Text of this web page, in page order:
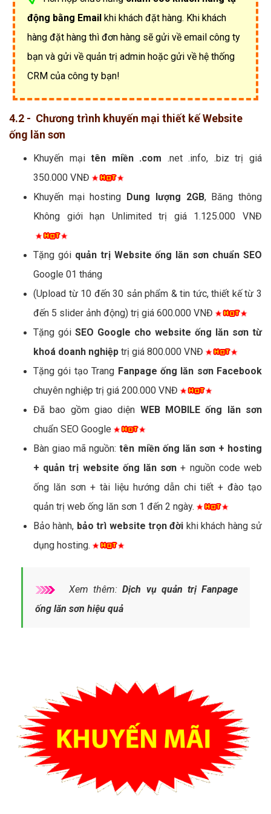
động bằng Email khi khách đặt hàng. Khi khách
hàng đặt hàng thì đơn hàng sẽ gửi về email công ty
bạn và gửi về quản trị admin hoặc gửi về hệ thống
CRM của công ty bạn!
4.2 - Chương trình khuyến mại thiết kế Website
ống lăn sơn
Khuyến mạitên miền .com .net .info, .biz trị giá
350.000 VNĐ
Khuyến mại hosting Dung lượng 2GB, Băng thông
Không giới hạn Unlimited trị giá 1.125.000 VNĐ
Tặng gói quản trị Website ống lăn sơn chuẩn SEO
Google 01 tháng
(Upload từ 10 đến 30 sản phẩm & tin tức, thiết kế từ 3
đến 5 slider ảnh động) trị giá 600.000 VNĐ
Tặng gói SEO Google cho website ống lăn sơn từ
khoá doanh nghiệp trị giá 800.000 VNĐ
Tặng gói tạo Trang Fanpage ống lăn sơn Facebook
chuyên nghiệp trị giá 200.000 VNĐ
Đã bao gồm giao diện WEB MOBILE ống lăn sơn
chuẩn SEO Google
Bàn giao mã nguồn:tên miền ống lăn sơn + hosting
+ quản trị website ống lăn sơn + nguồn code web
ống lăn sơn + tài liệu hướng dẫn chi tiết + đào tạo
quản trị web ống lăn sơn 1 đến 2 ngày.
Bảo hành, bảo trì website trọn đời khi khách hàng sử
dụng hosting.
Xem thêm:Dịch vụ quản trị Fanpage
ống lăn sơn hiệu quả